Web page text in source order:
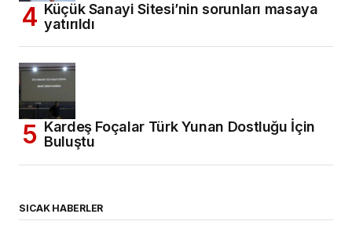
Küçük Sanayi Sitesi’nin sorunları masaya
yatırıldı
Kardeş Foçalar Türk Yunan Dostluğu İçin
Buluştu
SICAK HABERLER